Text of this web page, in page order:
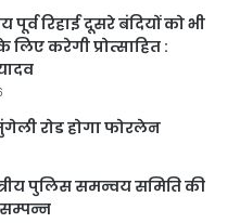
पूर्व रिहाई दूसरे बंदियों को भी
करेगी प्रोत्साहित :
रोड होगा फोरलेन
पुलिस समन्वय समिति की